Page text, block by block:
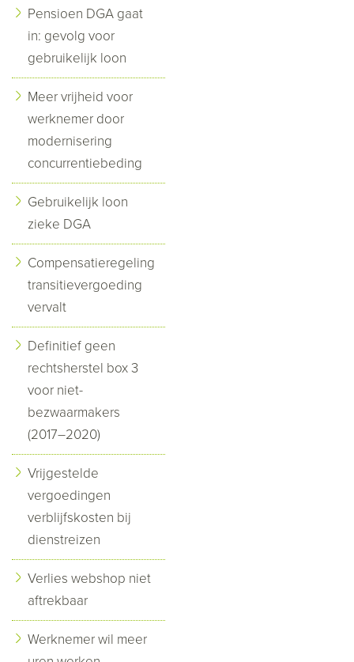
Pensioen DGA gaat
in: gevolg voor
gebruikelijk loon
Meer vrijheid voor
werknemer door
modernisering
concurrentiebeding
Gebruikelijk loon
zieke DGA
Compensatieregeling
transitievergoeding
vervalt
Definitief geen
rechtsherstel box 3
voor niet-
bezwaarmakers
(2017–2020)
Vrijgestelde
vergoedingen
verblijfskosten bij
dienstreizen
Verlies webshop niet
aftrekbaar
Werknemer wil meer